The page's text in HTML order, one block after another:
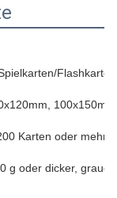
Karten oder mehr,
g oder dicker,